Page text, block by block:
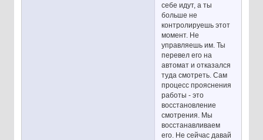
себе идут, а ты
больше не
контролируешь этот
момент. Не
управляешь им. Ты
перевел его на
автомат и отказался
туда смотреть. Сам
процесс прояснения
работы - это
восстановление
смотрения. Мы
восстанавливаем
его. Не сейчас давай